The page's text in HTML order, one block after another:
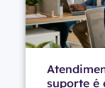
suporte é